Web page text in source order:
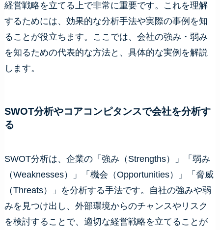
経営戦略を立てる上で非常に重要です。これを理解
するためには、効果的な分析手法や実際の事例を知
ることが役立ちます。ここでは、会社の強み・弱み
を知るための代表的な方法と、具体的な実例を解説
します。
SWOT分析やコアコンピタンスで会社を分析す
る
SWOT分析は、企業の「強み（Strengths）」「弱み
（Weaknesses）」「機会（Opportunities）」「脅威
（Threats）」を分析する手法です。自社の強みや弱
みを見つけ出し、外部環境からのチャンスやリスク
を検討することで、適切な経営戦略を立てることが